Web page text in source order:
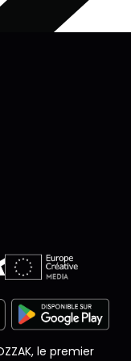
le premier